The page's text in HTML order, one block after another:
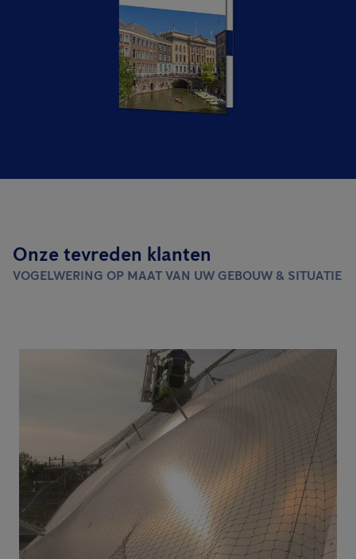
Onze tevreden klanten
VOGELWERING OP MAAT VAN UW GEBOUW & SITUATIE